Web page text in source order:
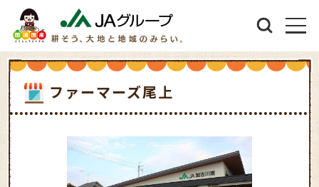
ファーマーズ尾上